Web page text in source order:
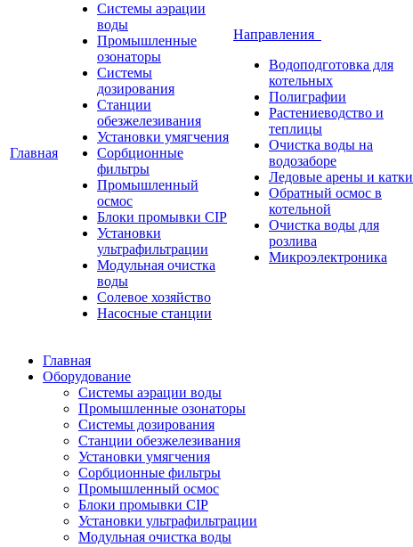
Главная
Системы аэрации
воды
Промышленные
озонаторы
Системы
дозирования
Станции
обезжелезивания
Установки умягчения
Сорбционные
фильтры
Промышленный
осмос
Блоки промывки CIP
Установки
ультрафильтрации
Модульная очистка
воды
Солевое хозяйство
Насосные станции
Направления
Водоподготовка для
котельных
Полиграфии
Растениеводство и
теплицы
Очистка воды на
водозаборе
Ледовые арены и катки
Обратный осмос в
котельной
Очистка воды для
розлива
Микроэлектроника
Главная
Оборудование
Системы аэрации воды
Промышленные озонаторы
Системы дозирования
Станции обезжелезивания
Установки умягчения
Сорбционные фильтры
Промышленный осмос
Блоки промывки CIP
Установки ультрафильтрации
Модульная очистка воды